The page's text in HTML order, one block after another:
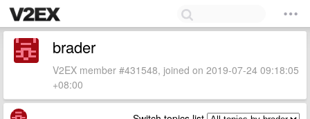
brader
V2EX member #431548, joined on 2019-07-24 09:18:05
+08:00